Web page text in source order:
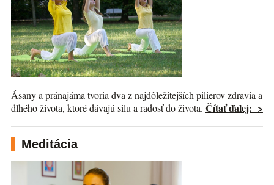
Ásany a pránajáma tvoria dva z najdôležitejších pilierov zdravia a
dlhého života, ktoré dávajú silu a radosť do života. Čítať ďalej: >
Meditácia